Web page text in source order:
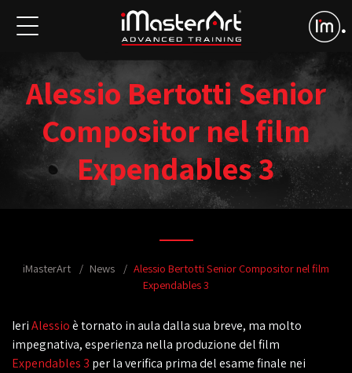
Alessio Bertotti Senior
Compositor nel film
Expendables 3
iMasterArt News
Alessio Bertotti Senior Compositor nel film
Expendables 3
IeriAlessioè tornato in aula dalla sua breve, ma molto
impegnativa, esperienza nella produzione del film
Expendables 3 per la verifica prima del esame finale nei